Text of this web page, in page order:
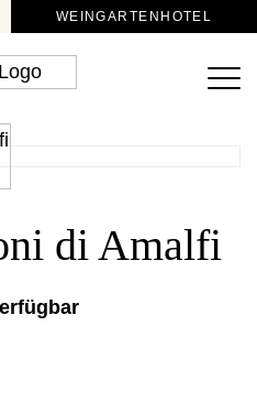
WEINGARTENHOTEL
di Amalfi